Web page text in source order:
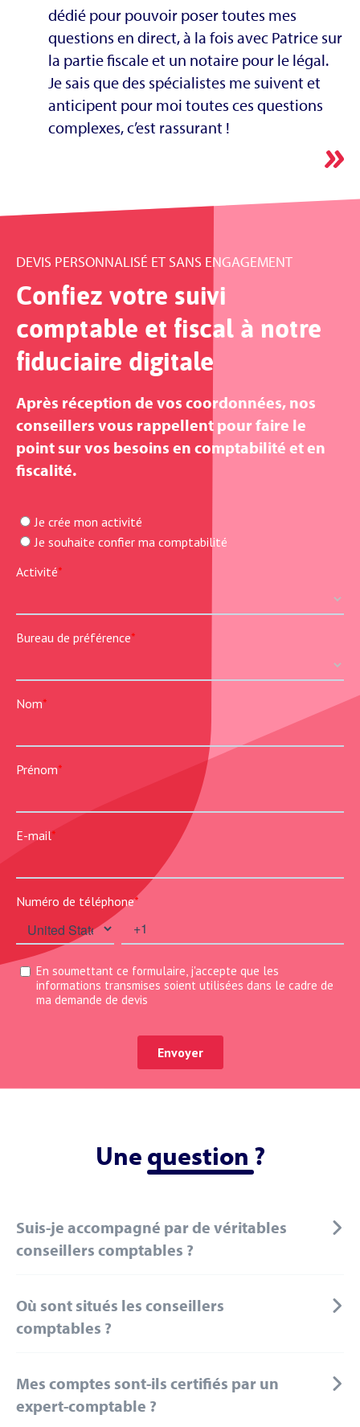
dédié pour pouvoir poser toutes mes
questions en direct, à la fois avec Patrice sur
la partie fiscale et un notaire pour le légal.
Je sais que des spécialistes me suivent et
anticipent pour moi toutes ces questions
complexes, c’est rassurant !
DEVIS PERSONNALISÉ ET SANS ENGAGEMENT
Confiez votre suivi
comptable et fiscal à notre
fiduciaire digitale
Après réception de vos coordonnées, nos
conseillers vous rappellent pour faire le
point sur vos besoins en comptabilité et en
fiscalité.
Une question ?
Suis-je accompagné par de véritables
conseillers comptables ?
Où sont situés les conseillers
comptables ?
Mes comptes sont-ils certifiés par un
expert-comptable ?